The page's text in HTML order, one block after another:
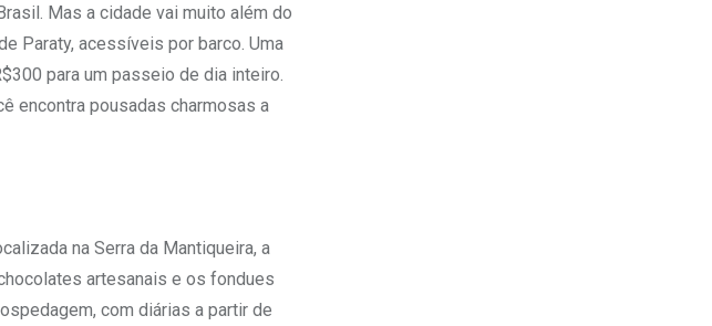
Mas a cidade vai muito além do
Paraty, acessíveis por barco. Uma
para um passeio de dia inteiro.
encontra pousadas charmosas a
na Serra da Mantiqueira, a
artesanais e os fondues
com diárias a partir de